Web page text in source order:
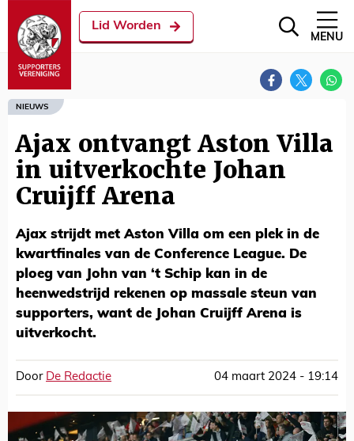
Lid Worden
MENU
NIEUWS
Ajax ontvangt Aston Villa
in uitverkochte Johan
Cruijff Arena
Ajax strijdt met Aston Villa om een plek in de
kwartfinales van de Conference League. De
ploeg van John van ‘t Schip kan in de
heenwedstrijd rekenen op massale steun van
supporters, want de Johan Cruijff Arena is
uitverkocht.
Door De Redactie 04 maart 2024 - 19:14